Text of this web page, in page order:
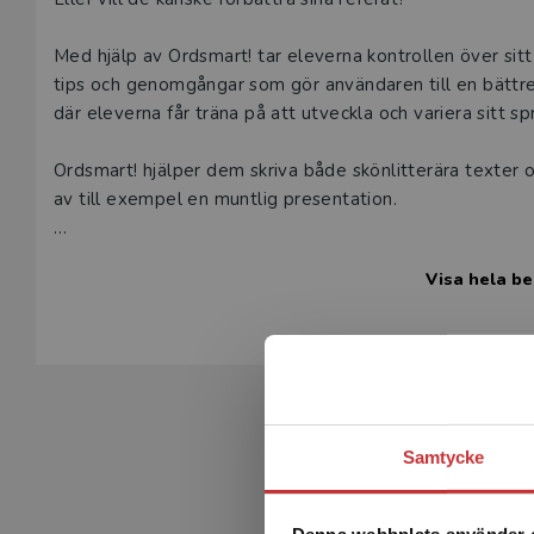
Samtycke
Med hjälp av Ordsmart! tar eleverna kontrollen över
tips och genomgångar som gör användaren till en
där eleverna får träna på att utveckla och variera sitt
Ordsmart! hjälper dem skriva både skönlitterära texter
av till exempel en muntlig presentation.
tränar de nya förmågorna.
I det digitala läromedlet som ingår i elevpaketet finns
om du klickar på extramaterial.
Visa hela